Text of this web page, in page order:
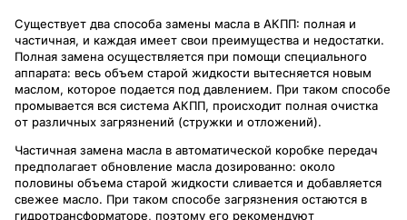
Существует два способа замены масла в АКПП: полная и
частичная, и каждая имеет свои преимущества и недостатки.
Полная замена осуществляется при помощи специального
аппарата: весь объем старой жидкости вытесняется новым
маслом, которое подается под давлением. При таком способе
промывается вся система АКПП, происходит полная очистка
от различных загрязнений (стружки и отложений).
Частичная замена масла в автоматической коробке передач
предполагает обновление масла дозированно: около
половины объема старой жидкости сливается и добавляется
свежее масло. При таком способе загрязнения остаются в
гидротрансформаторе, поэтому его рекомендуют